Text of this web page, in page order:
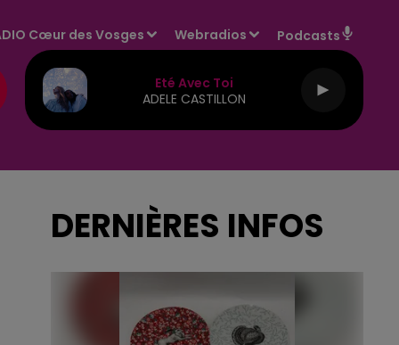
Cœur des Vosges Webradios Podcasts
Eté Avec Toi
ADELE CASTILLON
DERNIÈRES INFOS